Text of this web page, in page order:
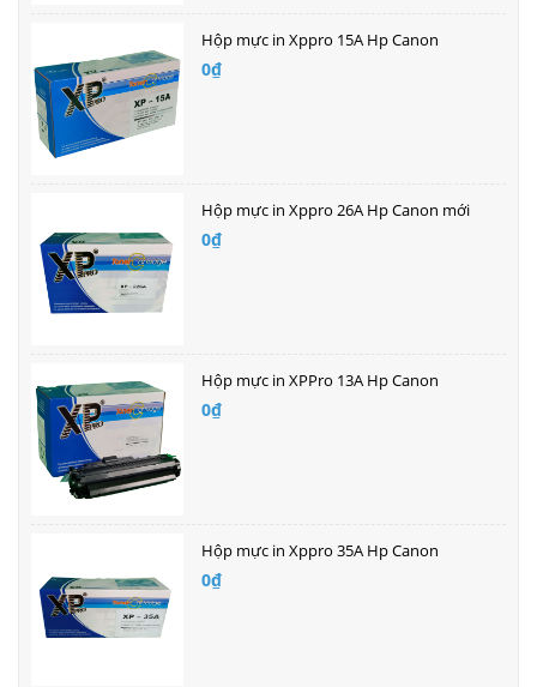
Hộp mực in Xppro 15A Hp Canon
0₫
Hộp mực in Xppro 26A Hp Canon mới
0₫
Hộp mực in XPPro 13A Hp Canon
0₫
Hộp mực in Xppro 35A Hp Canon
0₫